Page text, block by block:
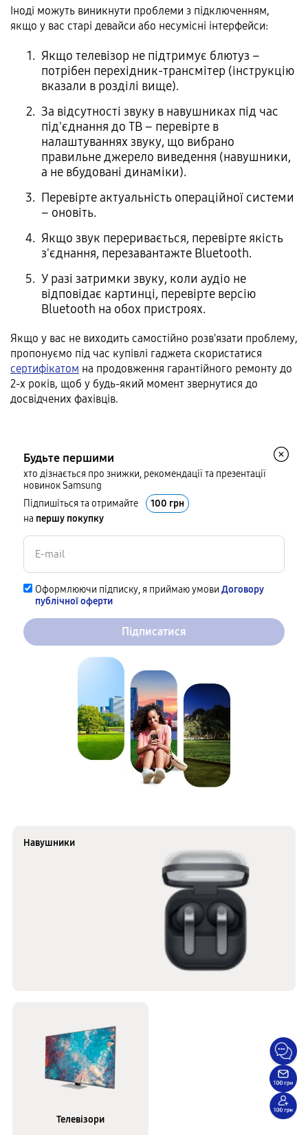
Іноді можуть виникнути проблеми з підключенням,
якщо у вас старі девайси або несумісні інтерфейси:
Якщо телевізор не підтримує блютуз –
потрібен перехідник-трансмітер (інструкцію
вказали в розділі вище).
За відсутності звуку в навушниках під час
під'єднання до ТВ – перевірте в
налаштуваннях звуку, що вибрано
правильне джерело виведення (навушники,
а не вбудовані динаміки).
Перевірте актуальність операційної системи
– оновіть.
Якщо звук переривається, перевірте якість
з'єднання, перезавантажте Bluetooth.
У разі затримки звуку, коли аудіо не
відповідає картинці, перевірте версію
Bluetooth на обох пристроях.
Якщо у вас не виходить самостійно розв'язати проблему,
пропонуємо під час купівлі гаджета скористатися
сертифікатом на продовження гарантійного ремонту до
2-х років, щоб у будь-який момент звернутися до
досвідчених фахівців.
Будьте першими
хто дізнається про знижки, рекомендації та презентації
новинок Samsung
Підпишіться та отримайте
100 грн
на першу покупку
Оформлюючи підписку, я приймаю умови Договору
публічної оферти
Підписатися
Навушники
Телевізори